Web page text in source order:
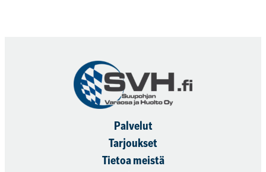
Palvelut
Tarjoukset
Tietoa meistä